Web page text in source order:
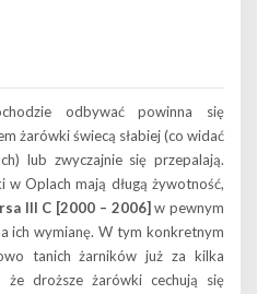
odbywać powinna się
żarówki świecą słabiej (co widać
lub zwyczajnie się przepalają.
Oplach mają długą żywotność,
III C [2000 – 2006] w pewnym
ich wymianę. W tym konkretnym
tanich żarników już za kilka
że droższe żarówki cechują się